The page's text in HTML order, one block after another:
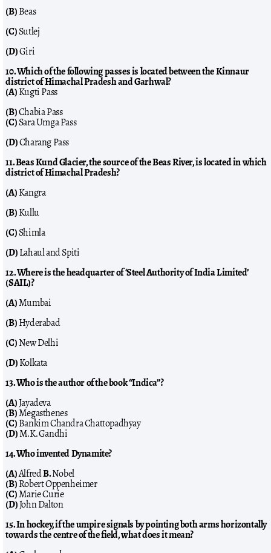
(B)Beas
(C)Sutlej
(D)Giri
10. Which of the following passes is located between the Kinnaur
district of Himachal Pradesh and Garhwal?
(A)Kugti Pass
(B)Chabia Pass
(C)Sara Umga Pass
(D)Charang Pass
11. Beas Kund Glacier, the source of the Beas River, is located in which
district of Himachal Pradesh?
(A)Kangra
(B)Kullu
(C)Shimla
(D)Lahaul and Spiti
12. Where is the headquarter of ‘Steel Authority of India Limited’
(SAIL)?
(A)Mumbai
(B)Hyderabad
(C)New Delhi
(D)Kolkata
13. Who is the author of the book “Indica”?
(A)Jayadeva
(B)Megasthenes
(C)Bankim Chandra Chattopadhyay
(D)M.K. Gandhi
14. Who invented Dynamite?
(A)AlfredB.Nobel
(B)Robert Oppenheimer
(C)Marie Curie
(D)John Dalton
15. In hockey, if the umpire signals by pointing both arms horizontally
towards the centre of the field, what does it mean?